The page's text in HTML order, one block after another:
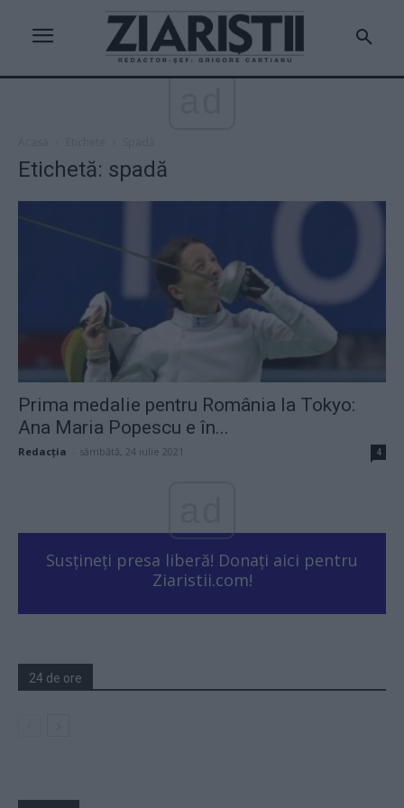
Etichetă: spadă
Prima medalie pentru România la Tokyo:
Ana Maria Popescu e în...
Redacţia sâmbătă, 24 iulie 2021 4
Susțineți presa liberă! Donați aici pentru
Ziaristii.com!
24 de ore